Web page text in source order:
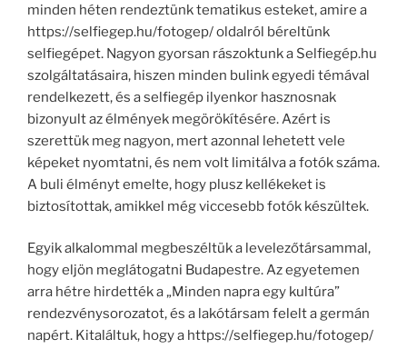
minden héten rendeztünk tematikus esteket, amire a
https://selfiegep.hu/fotogep/ oldalról béreltünk
selfiegépet. Nagyon gyorsan rászoktunk a Selfiegép.hu
szolgáltatásaira, hiszen minden bulink egyedi témával
rendelkezett, és a selfiegép ilyenkor hasznosnak
bizonyult az élmények megörökítésére. Azért is
szerettük meg nagyon, mert azonnal lehetett vele
képeket nyomtatni, és nem volt limitálva a fotók száma.
A buli élményt emelte, hogy plusz kellékeket is
biztosítottak, amikkel még viccesebb fotók készültek.
Egyik alkalommal megbeszéltük a levelezőtársammal,
hogy eljön meglátogatni Budapestre. Az egyetemen
arra hétre hirdették a „Minden napra egy kultúra”
rendezvénysorozatot, és a lakótársam felelt a germán
napért. Kitaláltuk, hogy a https://selfiegep.hu/fotogep/